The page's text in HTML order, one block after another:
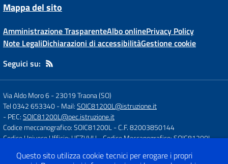
Mappa del sito
Amministrazione TrasparenteAlbo onlinePrivacy Policy
Note LegaliDichiarazioni di accessibilitàGestione cookie
Seguici su:
Via Aldo Moro 6-23019 Traona (SO)
Tel 0342 653340- Mail:SOIC81200L@istruzione.it
- PEC:SOIC81200L@pec.istruzione.it
Codice meccanografico: SOIC81200L- C.F. 82003850144
Codice Univoco Ufficio: UFZVHU- Codice Meccanografico: SOIC81200L
Questo sito utilizza cookie tecnici per erogare i propri